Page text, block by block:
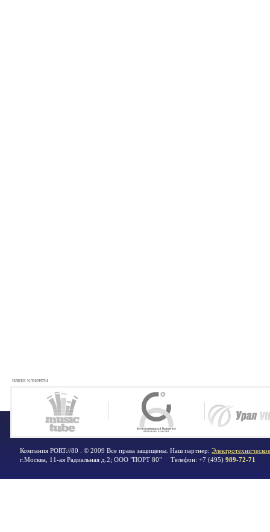
наши клиенты
Компания PORT://80 . © 2009 Все права защищены. Наш партнер:
г.Москва 11-ая Радиальная д.2; ООО "ПОРТ 80" Телефон: +7 (495) 989-72-71